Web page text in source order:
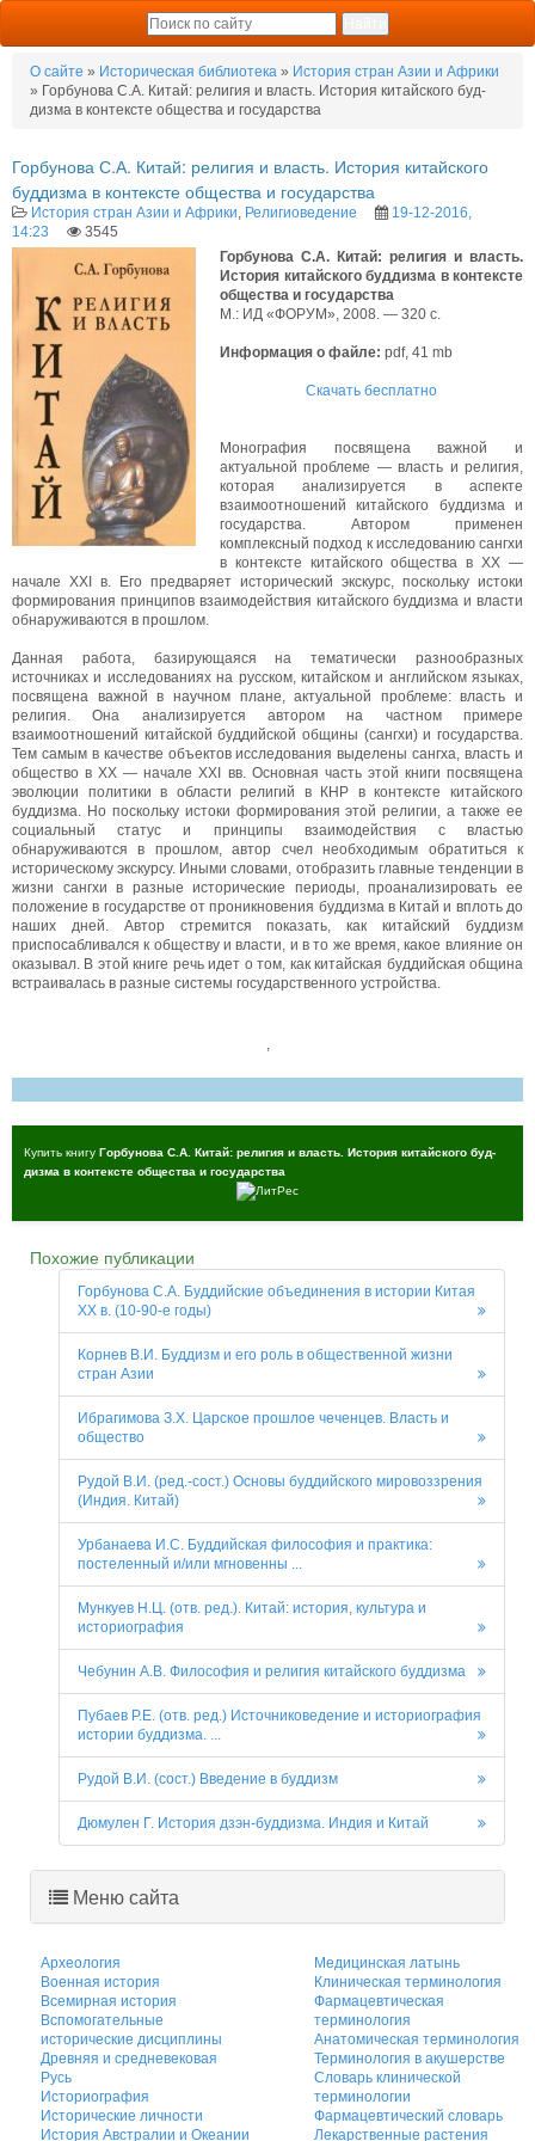
О сайте » Историческая библиотека » История стран Азии и Африки
» Горбунова С.А. Китай: религия и власть. История китайского буд­
дизма в контексте общества и государства
Горбунова С.А. Китай: религия и власть. История китайского
буд­дизма в контексте общества и государства
История стран Азии и Африки Религиоведение
19-12-2016,
14:23
3545
Горбунова С.А. Китай: религия и власть.
История китайского буд­дизма в контексте
общества и государства
М.: ИД «ФОРУМ», 2008. — 320 с.
Информация о файле: pdf, 41 mb
Скачать бесплатно
Монография посвящена важной и
актуальной проблеме — власть и религия,
которая анализируется в аспекте
взаимоотношений китайского буддизма и
государства. Автором применен
комплексный подход к исследованию сангхи
в контексте китайского общества в XX —
начале XXI в. Его предваряет исторический экскурс, поскольку истоки
формирования принципов взаимодействия китайского буддизма и власти
обнаруживаются в прошлом.
Данная работа, базирующаяся на тематически разнообразных
источниках и исследованиях на русском, китайском и английском языках,
посвящена важной в научном плане, актуальной проблеме: власть и
религия. Она анализируется автором на частном примере
взаимоотношений китайской буддийской общины (сангхи) и государства.
Тем самым в качестве объектов исследования выделены сангха, власть и
общество в XX — начале XXI вв. Основная часть этой книги посвящена
эволюции политики в области религий в КНР в контексте китайского
буддизма. Но поскольку истоки формирования этой религии, а также ее
социальный статус и принципы взаимодействия с властью
обнаруживаются в прошлом, автор счел необходимым обратиться к
историческому экскурсу. Иными словами, отобразить главные тенденции в
жизни сангхи в разные исторические периоды, проанализировать ее
положение в государстве от проникновения буддизма в Китай и вплоть до
наших дней. Автор стремится показать, как китайский буддизм
приспосабливался к обществу и власти, и в то же время, какое влияние он
оказывал. В этой книге речь идет о том, как китайская буддийская община
встраивалась в разные системы государственного устройства.
,
Купить книгу Горбунова С.А. Китай: религия и власть. История китайского буд­
дизма в контексте общества и государства
Похожие публикации
Горбунова С.А. Буддийские объединения в истории Китая
XX в. (10-90-е годы)
Корнев В.И. Буддизм и его роль в общественной жизни
стран Азии
Ибрагимова З.Х. Царское прошлое чеченцев. Власть и
общество
Рудой В.И. (ред.-сост.) Основы буддийского мировоззрения
(Индия. Китай)
Урбанаева И.С. Буддийская философия и практика:
постеленный и/или мгновенны ...
Мункуев Н.Ц. (отв. ред.). Китай: история, культура и
историография
Чебунин А.В. Философия и религия китайского буддизма
Пубаев Р.Е. (отв. ред.) Источниковедение и историография
истории буддизма. ...
Рудой В.И. (сост.) Введение в буддизм
Дюмулен Г. История дзэн-буддизма. Индия и Китай
Меню сайта
Археология
Военная история
Всемирная история
Вспомогательные
исторические дисциплины
Древняя и средневековая
Русь
Историография
Исторические личности
История Австралии и Океании
Медицинская латынь
Клиническая терминология
Фармацевтическая
терминология
Анатомическая терминология
Терминология в акушерстве
Словарь клинической
терминологии
Фармацевтический словарь
Лекарственные растения